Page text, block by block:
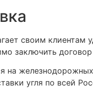
своим
заключить
на
угля по всей